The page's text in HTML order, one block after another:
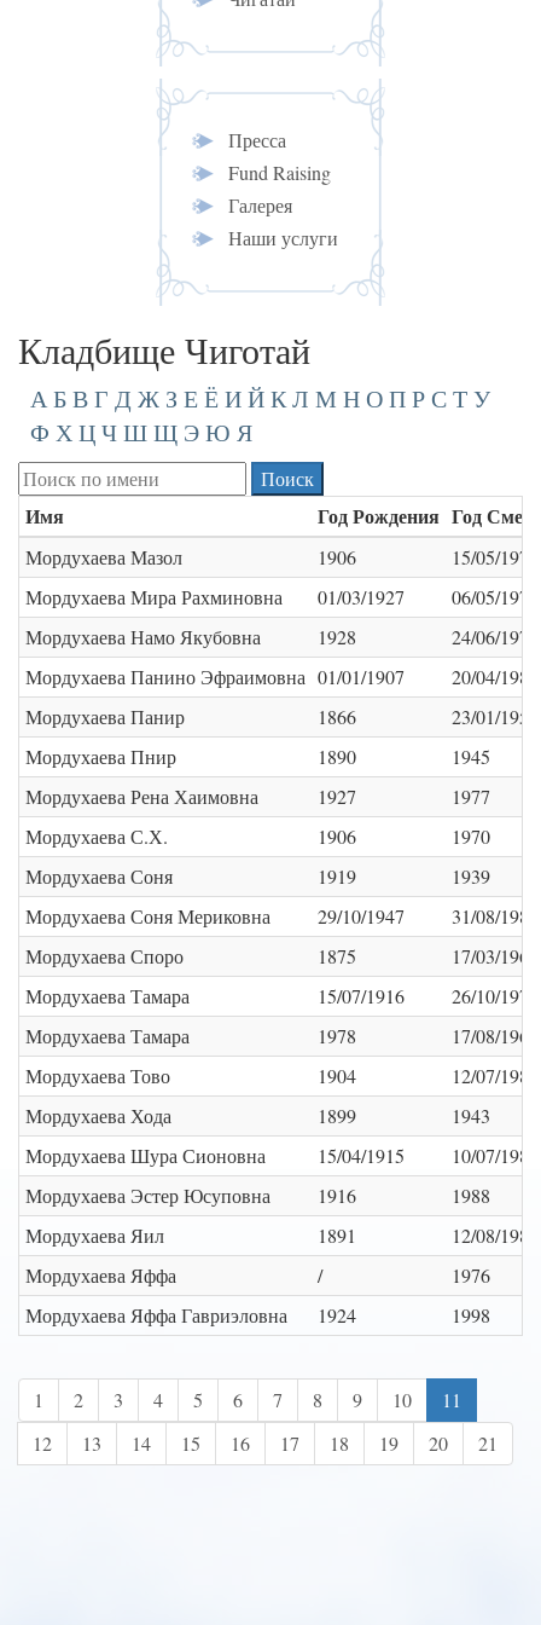
Пресса
Fund Raising
Галерея
Наши услуги
Кладбище Чиготай
АБВГ Д Ж З ЕЁИЙКЛ М НОПРСТУ
Ф ХЦЧШЩ ЭЮ Я
Имя Год Рождения Год
Мордухаева Мазол 1906
15/05/1970
Мордухаева Мира Рахминовна
01/03/1927
06/05/1979
Мордухаева Намо Якубовна
1928
24/06/1977
Мордухаева Панино Эфраимовна 01/01/1907
20/04/1985
Мордухаева Панир
1866
23/01/1952
Мордухаева Пнир
1890
1945
Мордухаева Рена Хаимовна
1927
1977
Мордухаева С.Х.
1906
1970
Мордухаева Соня
1919
1939
Мордухаева Соня Мериковна
29/10/1947
31/08/1986
Мордухаева Споро
1875
17/03/1961
Мордухаева Тамара
15/07/1916
26/10/1978
Мордухаева Тамара
1978
17/08/1961
Мордухаева Тово
1904
12/07/
Мордухаева Хода
1899
1943
Мордухаева Шура Сионовна
15/04/1915
10/07/1989
Мордухаева Эстер Юсуповна
1916
1988
Мордухаева Яил
1891
12/08/1986
Мордухаева Яффа
/
1976
Мордухаева Яффа Гавриэловна
1924 1998
1 2 3 4 5 6 7 8 9 10
11
12
13 14 15 16 17 18 19 20 21